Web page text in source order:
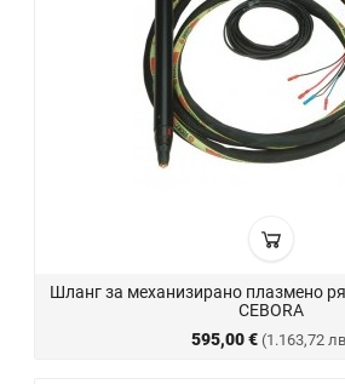
Шланг за механизирано плазмено
CEBORA
595,00 € (1.163,72